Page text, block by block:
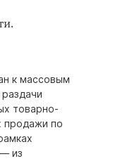
к массовым
товарно-
продажи по
из